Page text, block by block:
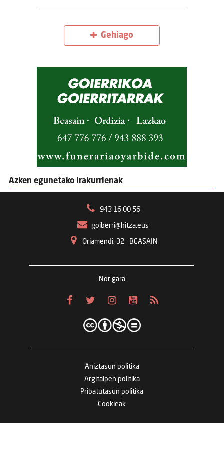
Gehiago
Azken egunetako irakurrienak
943 16 00 56
goiberri@hitza.eus
Oriamendi, 32 – BEASAIN
Nor gara
Aniztasun politika
Argitalpen politika
Pribatutasun politika
Cookieak